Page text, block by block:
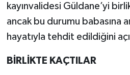
kayınvalidesi Güldane’yi
ancak bu durumu babasına
hayatıyla tehdit edildiğini
BİRLİKTE KAÇTILAR